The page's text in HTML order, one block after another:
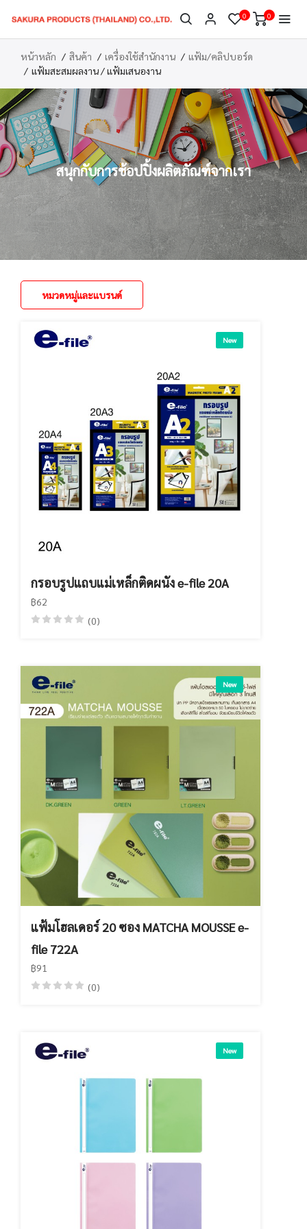
0 0
หน้าหลัก สินค้า เครื่องใช้สำนักงาน
แฟ้ม/คลิปบอร์ด
แฟ้มสะสมผลงาน / แฟ้มเสนองาน
สนุกกับการช้อปปิ้งผลิตภัณฑ์จากเรา
หมวดหมู่และแบรนด์
New
กรอบรูปแถบแม่เหล็กติดผนัง e-file 20A
฿62
(0)
New
แฟ้มโฮลเดอร์ 20 ซอง MATCHA MOUSSE e-
file 722A
฿91
(0)
New